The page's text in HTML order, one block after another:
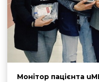
Монітор пацієнта